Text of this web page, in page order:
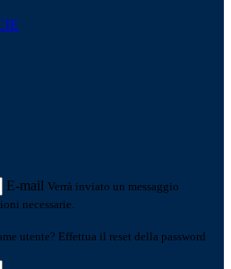
E-mail Verrà inviato un messaggio
necessarie.
utente? Effettua il reset della password